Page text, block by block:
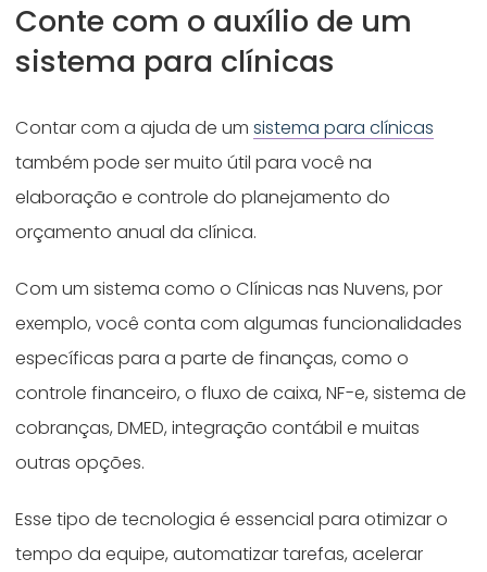
Conte com o auxílio de um
sistema para clínicas
Contar com a ajuda de umsistema para clínicas
também pode ser muito útil para você na
elaboração e controle do planejamento do
orçamento anual da clínica.
Com um sistema como o Clínicas nas Nuvens, por
exemplo, você conta com algumas funcionalidades
específicas para a parte de finanças, como o
controle financeiro, o fluxo de caixa, NF-e, sistema de
cobranças, DMED, integração contábil e muitas
outras opções.
Esse tipo de tecnologia é essencial para otimizar o
tempo da equipe, automatizar tarefas, acelerar